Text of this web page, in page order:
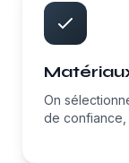
On
de confiance,